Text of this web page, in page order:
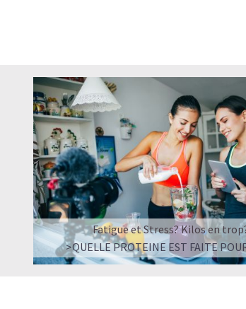
Fatigue et Stress? Kilos en
>QUELLE PROTEINE EST FAITE